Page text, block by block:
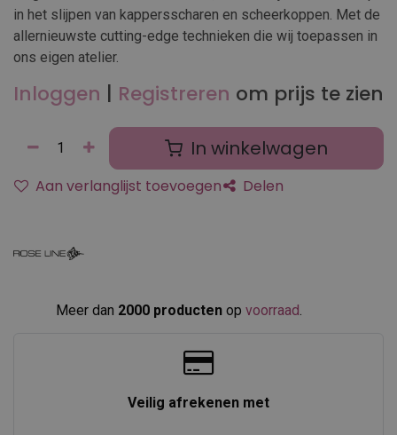
in het slijpen van kappersscharen en scheerkoppen. Met de
allernieuwste cutting-edge technieken die wij toepassen in
ons eigen atelier.
Inloggen | Registreren om prijs te zien
In winkelwagen
Aan verlanglijst toevoegen Delen
Meer dan 2000 producten op voorraad
Veilig afrekenen met